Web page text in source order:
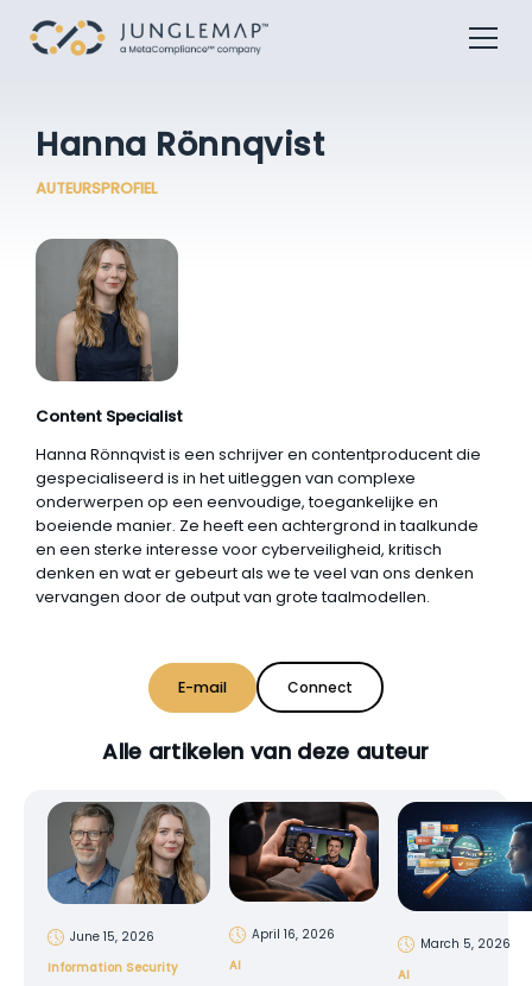
Hanna Rönnqvist
AUTEURSPROFIEL
Content Specialist
Hanna Rönnqvist is een schrijver en contentproducent die
gespecialiseerd is in het uitleggen van complexe
onderwerpen op een eenvoudige, toegankelijke en
boeiende manier. Ze heeft een achtergrond in taalkunde
en een sterke interesse voor cyberveiligheid, kritisch
denken en wat er gebeurt als we te veel van ons denken
vervangen door de output van grote taalmodellen.
E-mail Connect
Alle artikelen van deze auteur
June 15, 2026
Information Security
April 16, 2026
AI
March 5, 2026
AI